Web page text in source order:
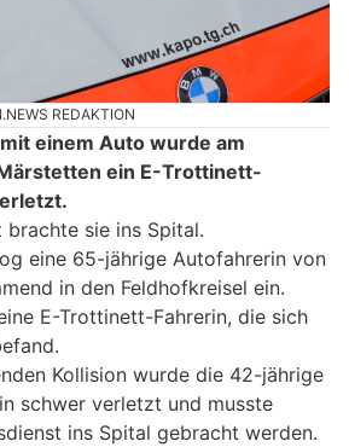
REDAKTION
einem Auto wurde am
ein E-Trottinett-
brachte sie ins Spital.
eine 65-jährige Autofahrerin von
in den Feldhofkreisel ein.
E-Trottinett-Fahrerin, die sich
Kollision wurde die 42-jährige
schwer verletzt und musste
ins Spital gebracht werden.